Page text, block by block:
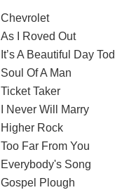
Chevrolet
As I Roved Out
It’s A Beautiful Day
Soul Of A Man
Ticket Taker
I Never Will Marry
Higher Rock
Too Far From You
Everybody's Song
Gospel Plough